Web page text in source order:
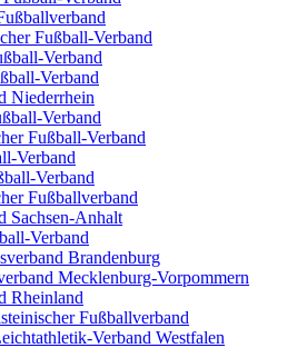
Fußball-Verband
Verband
Verband
Niederrhein
Verband
Fußball-Verband
Verband
Verband
Fußballverband
Sachsen-Anhalt
Verband
Brandenburg
Mecklenburg-Vorpommern
Rheinland
Fußballverband
Verband Westfalen